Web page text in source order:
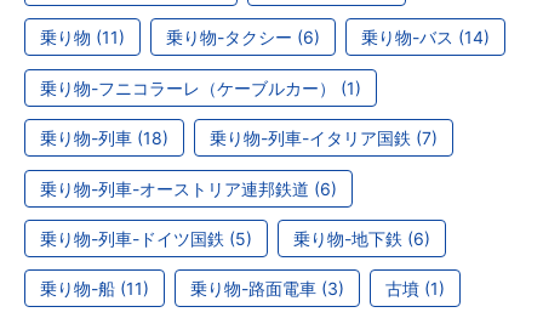
乗り物 (11) 乗り物-タクシー (6) 乗り物-バス (14)
乗り物-フニコラーレ（ケーブルカー） (1)
乗り物-列車 (18) 乗り物-列車-イタリア国鉄 (7)
乗り物-列車-オーストリア連邦鉄道 (6)
乗り物-列車-ドイツ国鉄 (5) 乗り物-地下鉄 (6)
乗り物-船 (11) 乗り物-路面電車 (3) 古墳 (1)